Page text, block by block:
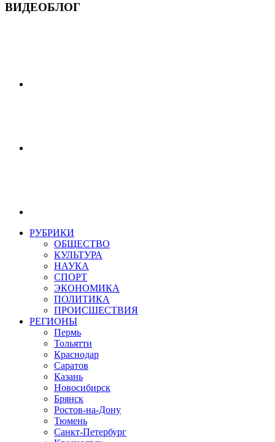
ВИДЕОБЛОГ
РУБРИКИ
ОБЩЕСТВО
КУЛЬТУРА
НАУКА
СПОРТ
ЭКОНОМИКА
ПОЛИТИКА
ПРОИСШЕСТВИЯ
РЕГИОНЫ
Пермь
Тольятти
Краснодар
Саратов
Казань
Новосибирск
Брянск
Ростов-на-Дону
Тюмень
Санкт-Петербург